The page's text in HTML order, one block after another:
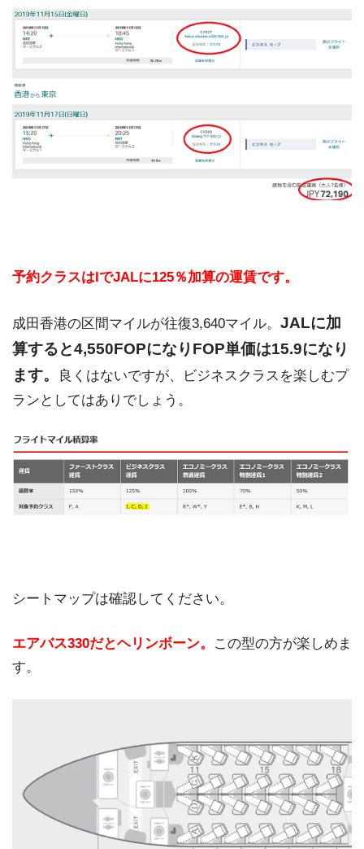
予約クラスはIでJALに125％加算の運賃です。
成田香港の区間マイルが往復3,640マイル。 JALに加
算すると4,550FOPになりFOP単価は15.9になり
ます。
良くはないですが、ビジネスクラスを楽しむプ
ランとしてはありでしょう。
シートマップは確認してください。
エアバス330だとヘリンボーン。
この型の方が楽しめま
す。